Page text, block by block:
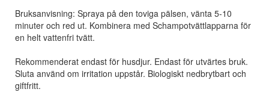
Bruksanvisning: Spraya på den toviga pälsen, vänta 5-10
minuter och red ut. Kombinera med Schampotvättlapparna för
en helt vattenfri tvätt.
Rekommenderat endast för husdjur. Endast för utvärtes bruk.
Sluta använd om irritation uppstår. Biologiskt nedbrytbart och
giftfritt.